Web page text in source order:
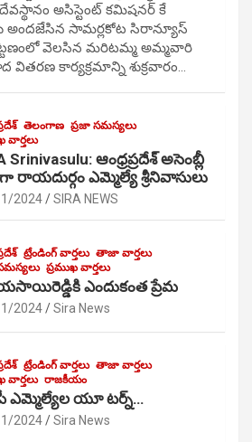
అసిస్టెంట్ కమిషనర్ కే
అందజేసిన సామర్లకోట సిరాన్యూస్
వెలసిన మరిటమ్మ అమ్మవారి
కార్యక్రమాన్ని శుక్రవారం…
తెలంగాణ ప్రజా సమస్యలు
వార్తలు
Srinivasulu: ఆంధ్రప్రదేశ్ అసెంబ్లీ
రాయదుర్గం ఎమ్మెల్యే శ్రీనివాసులు
2024 SIRA NEWS
ట్రేండింగ్ వార్తలు తాజా వార్తలు
ప్రముఖ వార్తలు
ఎందుకంత ప్రేమ
2024 Sira News
ట్రేండింగ్ వార్తలు తాజా వార్తలు
వార్తలు రాజకీయం
ఎమ్మెల్యేల యూ టర్న్…
2024 Sira News